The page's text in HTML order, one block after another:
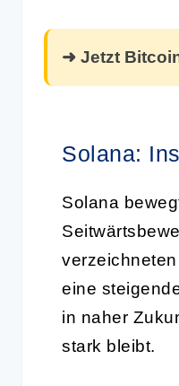
➜ Jetzt
Solana:
Solana
eine
in naher
stark bleibt.